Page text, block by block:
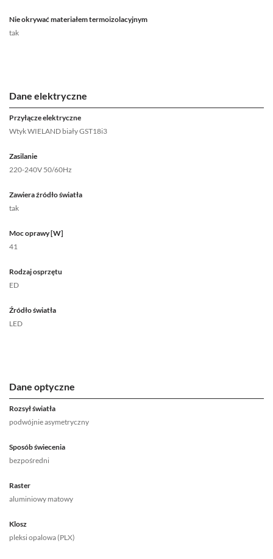
Nie okrywać materiałem termoizolacyjnym
tak
Dane elektryczne
Przyłącze elektryczne
Wtyk WIELAND biały GST18i3
Zasilanie
220-240V 50/60Hz
Zawiera źródło światła
tak
Moc oprawy [W]
41
Rodzaj osprzętu
ED
Źródło światła
LED
Dane optyczne
Rozsył światła
podwójnie asymetryczny
Sposób świecenia
bezpośredni
Raster
aluminiowy matowy
Klosz
pleksi opalowa (PLX)